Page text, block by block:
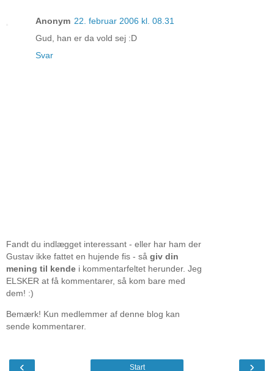
Anonym 22. februar 2006 kl. 08.31
Gud, han er da vold sej :D
Svar
Fandt du indlægget interessant - eller har ham der
Gustav ikke fattet en hujende fis - så giv din
mening til kende i kommentarfeltet herunder. Jeg
ELSKER at få kommentarer, så kom bare med
dem! :)
Bemærk! Kun medlemmer af denne blog kan
sende kommentarer.
‹ ›
Start